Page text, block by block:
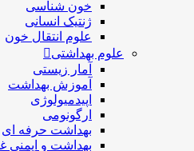
خون شناسی
ژنتیک انسانی
علوم انتقال خون
علوم بهداشتی
آمار زیستی
آموزش بهداشت
اپیدمیولوژی
ارگونومی
بهداشت حرفه ای
بهداشت و ایمنی